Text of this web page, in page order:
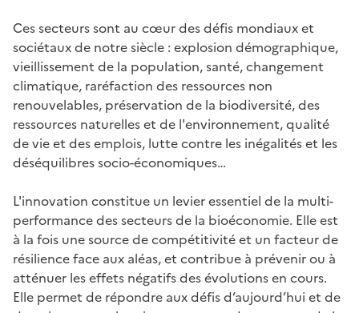
Ces secteurs sont au cœur des défis mondiaux et
sociétaux de notre siècle : explosion démographique,
vieillissement de la population, santé, changement
climatique, raréfaction des ressources non
renouvelables, préservation de la biodiversité, des
ressources naturelles et de l'environnement, qualité
de vie et des emplois, lutte contre les inégalités et les
déséquilibres socio-économiques…
L'innovation constitue un levier essentiel de la multi-
performance des secteurs de la bioéconomie. Elle est
à la fois une source de compétitivité et un facteur de
résilience face aux aléas, et contribue à prévenir ou à
atténuer les effets négatifs des évolutions en cours.
Elle permet de répondre aux défis d’aujourd’hui et de